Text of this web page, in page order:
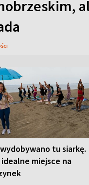
tu siarkę.
miejsce na